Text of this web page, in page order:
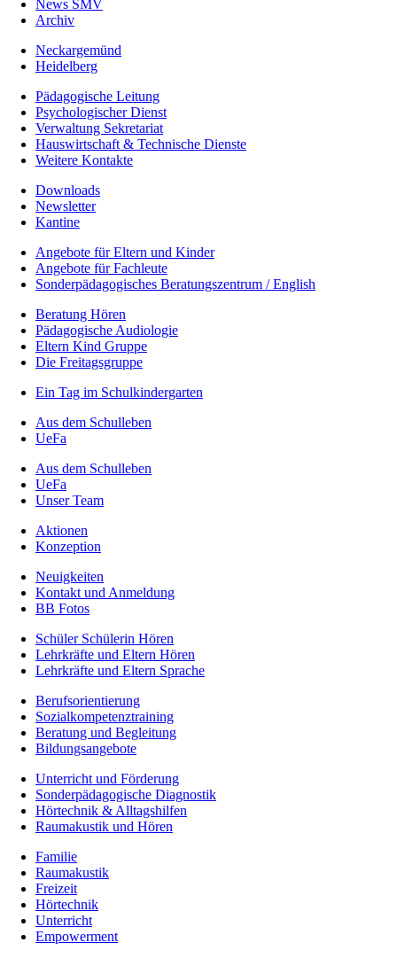
News SMV
Archiv
Neckargemünd
Heidelberg
Pädagogische Leitung
Psychologischer Dienst
Verwaltung Sekretariat
Hauswirtschaft & Technische Dienste
Weitere Kontakte
Downloads
Newsletter
Kantine
Angebote für Eltern und Kinder
Angebote für Fachleute
Sonderpädagogisches Beratungszentrum / English
Beratung Hören
Pädagogische Audiologie
Eltern Kind Gruppe
Die Freitagsgruppe
Ein Tag im Schulkindergarten
Aus dem Schulleben
UeFa
Aus dem Schulleben
UeFa
Unser Team
Aktionen
Konzeption
Neuigkeiten
Kontakt und Anmeldung
BB Fotos
Schüler Schülerin Hören
Lehrkräfte und Eltern Hören
Lehrkräfte und Eltern Sprache
Berufs­orientierung
Sozialkompetenztraining
Beratung und Begleitung
Bildungsangebote
Unterricht und Förderung
Sonderpädagogische Diagnostik
Hörtechnik & Alltagshilfen
Raumakustik und Hören
Familie
Raumakustik
Freizeit
Hörtechnik
Unterricht
Empowerment